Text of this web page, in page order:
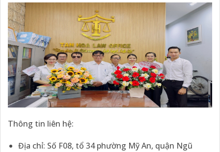
Thông tin liên hệ:
Địa chỉ: Số F08, tổ 34 phường Mỹ An, quận Ngũ